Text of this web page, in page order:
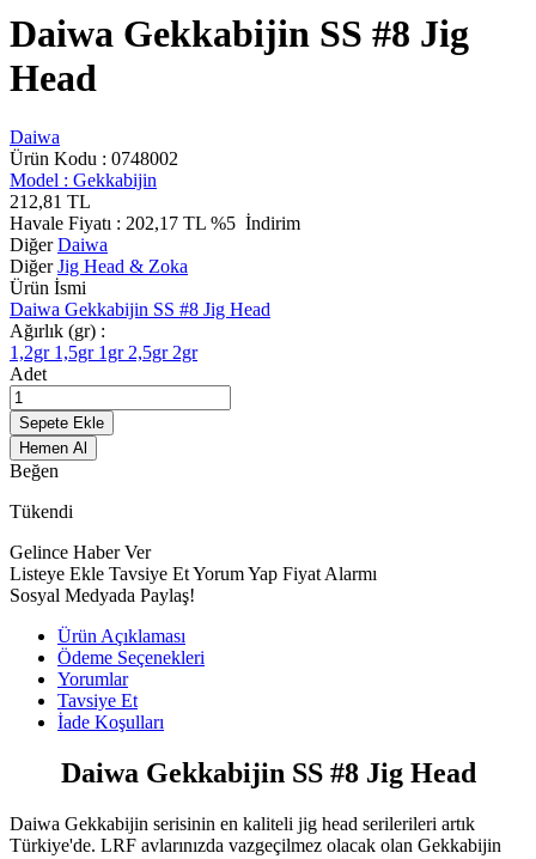
Daiwa Gekkabijin SS #8 Jig
Head
Daiwa
Ürün Kodu : 0748002
Model : Gekkabijin
212,81 TL
Havale Fiyatı : 202,17 TL %5 İndirim
DiğerDaiwa
DiğerJig Head & Zoka
Ürün İsmi
Daiwa Gekkabijin SS #8 Jig Head
Ağırlık (gr) :
1,2gr 1,5gr 1gr 2,5gr 2gr
Adet
Sepete Ekle
Hemen Al
Beğen
Tükendi
Gelince Haber Ver
Listeye Ekle Tavsiye EtYorum Yap Fiyat Alarmı
Sosyal Medyada Paylaş!
Ürün Açıklaması
Ödeme Seçenekleri
Yorumlar
Tavsiye Et
İade Koşulları
Daiwa Gekkabijin SS #8 Jig Head
Daiwa Gekkabijin serisinin en kaliteli jig head serilerileri artık
Türkiye'de. LRF avlarınızda vazgeçilmez olacak olan Gekkabijin